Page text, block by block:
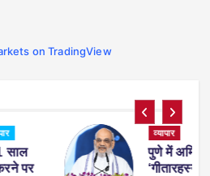
on TradingView
शाह ने युवाओं को दी सलाह, बोले-
पढ़ेंगे तो जीवन में कभी गलती नहीं